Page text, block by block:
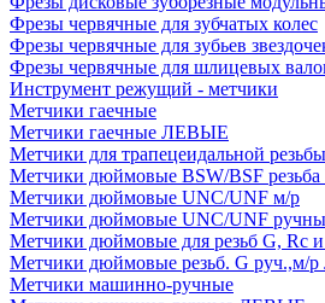
Фрезы червячные для зубчатых колес
Фрезы червячные для зубьев
Фрезы червячные для шлицевых
Инструмент режущий - метчики
Метчики гаечные
Метчики гаечные ЛЕВЫЕ
Метчики для трапецеидальной
Метчики дюймовые BSW/BSF
Метчики дюймовые UNC/UNF м/р
Метчики дюймовые UNC/UNF
Метчики дюймовые для резьб G, Rc
Метчики дюймовые резьб. G
Метчики машинно-ручные